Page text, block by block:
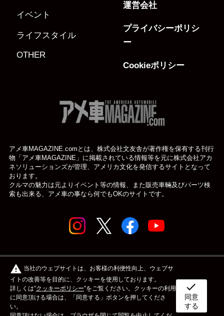
イベント
ライフスタイル
OTHER
運営会社
プライバシーポリシ
ー
Cookieポリシー
アメ車MAGAZINE.comとは、株式会社文友舎が著作権を保有する刊行
物「アメ車MAGAZINE」に掲載されている情報等を元に株式会社アカ
ネソリューションズが管理、アメリカ文化を発信するサイトとなって
おります。
クルマの魅力は元よりイベント等の情報、また販売車輛及びパーツ検
索も出来る、アメ車の事なら何でもOKのサイトです。
© アメ車のWEBマガジン アメ車マガジン公式WEBサイト
ボディタイプ メーカー カスタム&メンテナンス
warning 当社のウェブサイトは、お客様の利便性向上、ウェブサ
イトの改善等を目的に、クッキーを使用しております。
詳しくは”クッキーポリシー”をご覧ください。クッキーの利用
に同意頂ける場合は、「同意する」ボタンを押してくださ
い。
check
同意
する